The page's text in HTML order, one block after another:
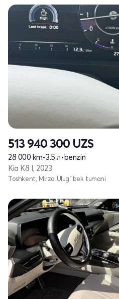
513 940 300 UZS
28 000 km•3.5 л•benzin
Kia K8 I, 2023
Toshkent, Mirzo Ulug`bek tumani